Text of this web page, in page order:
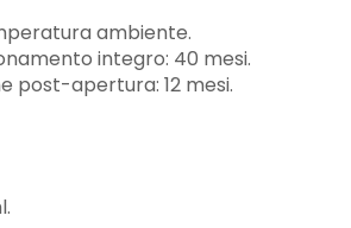
ambiente.
integro: 40 mesi.
post-apertura: 12 mesi.